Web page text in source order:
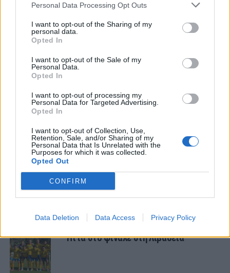
Personal Data Processing Opt Outs
I want to opt-out of the Sharing of my
personal data.
Opted In
I want to opt-out of the Sale of my
Personal Data.
Opted In
I want to opt-out of processing my
Personal Data for Targeted Advertising.
Opted In
I want to opt-out of Collection, Use,
Retention, Sale, and/or Sharing of my
Personal Data that Is Unrelated with the
Purposes for which it was collected.
Opted Out
CONFIRM
Data Deletion Data Access Privacy Policy
ΣΧΟΛΙΑΣΤΕ
ΤΕΛΕΥΤΑΙΑ ΝΕΑ
ΠΑΝΑΙΤΩΛΙΚΟΣ
Θλίψη για τον θάνατο του παλαίμαχου
Καμποσιώρα
ΠΑΝΑΙΤΩΛΙΚΟΣ
Θλίψη για τον θάνατο του παλαίμαχου
του Παναιτωλικού, Κώστα
Ήττα στο φινάλε στη Λιβαδειά